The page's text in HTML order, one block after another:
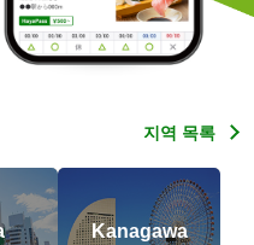
지역 목록
Kanagawa